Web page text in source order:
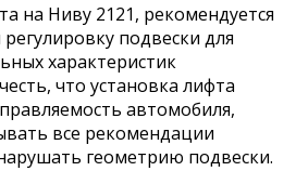
на Ниву 2121, рекомендуется
подвески для
характеристик
что установка лифта
автомобиля,
все рекомендации
геометрию подвески.